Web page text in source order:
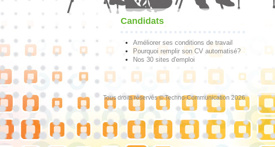
Candidats
Améliorer ses conditions de travail
Pourquoi remplir son CV automatisé?
Nos 30 sites d'emploi
Tous droits réservés © Techno-Communication 2026